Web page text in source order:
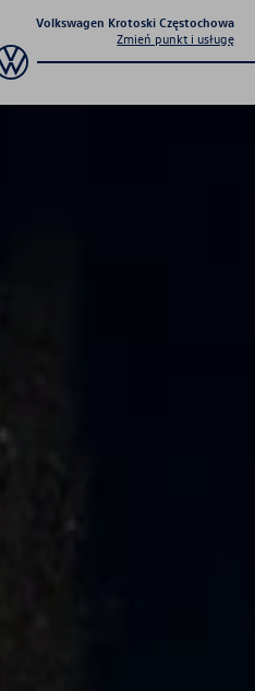
Volkswagen Krotoski Częstochowa
Zmień punkt i usługę